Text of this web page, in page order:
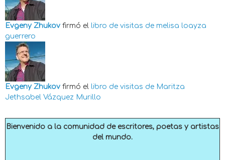
Evgeny Zhukov firmó el libro de visitas de melisa loayza
guerrero
Evgeny Zhukov firmó el libro de visitas de Maritza
Jethsabel Vázquez Murillo
Bienvenido a la comunidad de escritores, poetas y artistas
del mundo.